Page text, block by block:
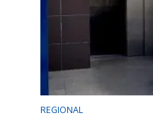
REGIONAL